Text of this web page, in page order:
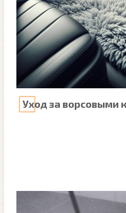
Уход за ворсовыми